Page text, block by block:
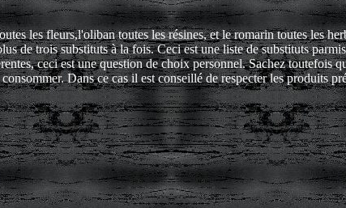
les fleurs,l'oliban toutes les résines, et le romarin toutes les
de trois substituts à la fois. Ceci est une liste de substituts
ceci est une question de choix personnel. Sachez toutefois
Dans ce cas il est conseillé de respecter les produits